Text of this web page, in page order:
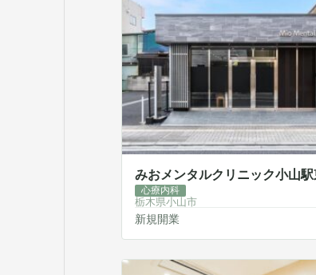
みおメンタルクリニック小山駅
心療内科
栃木県小山市
新規開業